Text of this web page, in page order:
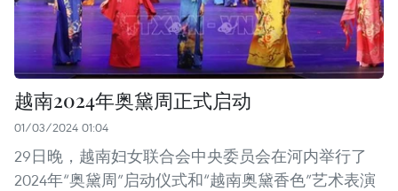
越南2024年奥黛周正式启动
01/03/2024 01:04
29日晚，越南妇女联合会中央委员会在河内举行了
2024年“奥黛周”启动仪式和“越南奥黛香色”艺术表演